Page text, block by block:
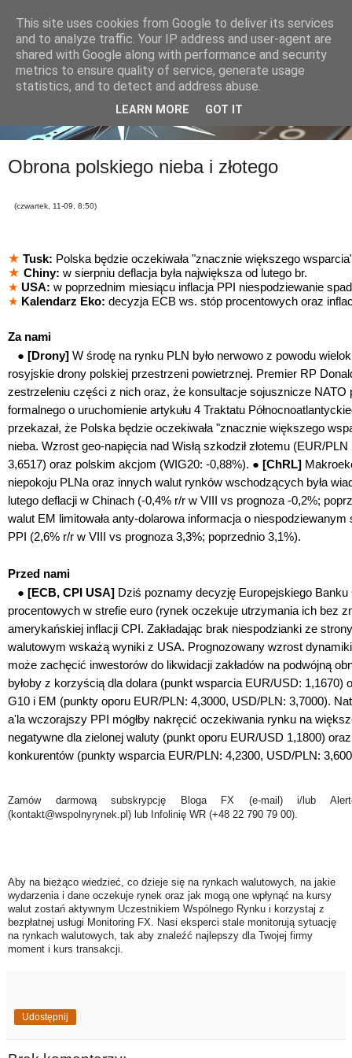
Obrona polskiego nieba i złotego
(czwartek, 11-09, 8:50)
★ Tusk: Polska będzie oczekiwała "znacznie większego
★ Chiny: w sierpniu deflacja była największa od lutego br.
★ USA: w poprzednim miesiącu inflacja PPI niespodziewanie
★ Kalendarz Eko: decyzja ECB ws. stóp procentowych oraz
Za nami
● [Drony] W środę na rynku PLN było nerwowo z powodu
rosyjskie drony polskiej przestrzeni powietrznej. Premier RP
zestrzeleniu części z nich oraz, że konsultacje sojusznicze NATO
formalnego o uruchomienie artykułu 4 Traktatu
przekazał, że Polska będzie oczekiwała "znacznie większego
nieba. Wzrost geo-napięcia nad Wisłą szkodził złotemu (EUR/
3,6517) oraz polskim akcjom (WIG20: -0,88%). ● [ChRL]
niepokoju PLNa oraz innych walut rynków wschodzących była
lutego deflacji w Chinach (-0,4% r/r w VIII vs prognoza -0,2%;
walut EM limitowała anty-dolarowa informacja o
PPI (2,6% r/r w VIII vs prognoza 3,3%; poprzednio 3,1%).
Przed nami
● [ECB, CPI USA] Dziś poznamy decyzję Europejskiego
procentowych w strefie euro (rynek oczekuje utrzymania ich bez
amerykańskiej inflacji CPI. Zakładając brak niespodzianki ze
walutowym wskażą wyniki z USA. Prognozowany wzrost
może zachęcić inwestorów do likwidacji zakładów na podwójną
byłoby z korzyścią dla dolara (punkt wsparcia EUR/USD: 1,1670)
G10 i EM (punkty oporu EUR/PLN: 4,3000, USD/PLN: 3,7000).
a'la wczorajszy PPI mógłby nakręcić oczekiwania rynku na
negatywne dla zielonej waluty (punkt oporu EUR/USD 1,1800)
konkurentów (punkty wsparcia EUR/PLN: 4,2300, USD/PLN:
Zamów darmową subskrypcję Bloga FX (e-mail) i/lub
(kontakt@wspolnyrynek.pl) lub Infolinię WR (+48 22 790 79 00).
Aby na bieżąco wiedzieć, co dzieje się na rynkach walutowych, na jakie
wydarzenia i dane oczekuje rynek oraz jak mogą one wpłynąć na kursy
walut zostań aktywnym Uczestnikiem Wspólnego Rynku i korzystaj z
bezpłatnej usługi Monitoring FX. Nasi eksperci stale monitorują sytuację
na rynkach walutowych, tak aby znaleźć najlepszy dla Twojej firmy
moment i kurs transakcji.
Udostępnij
This site uses cookies from Google to deliver its services
and to analyze traffic. Your IP address and user-agent are
shared with Google along with performance and security
metrics to ensure quality of service, generate usage
statistics, and to detect and address abuse.
LEARN MORE GOT IT